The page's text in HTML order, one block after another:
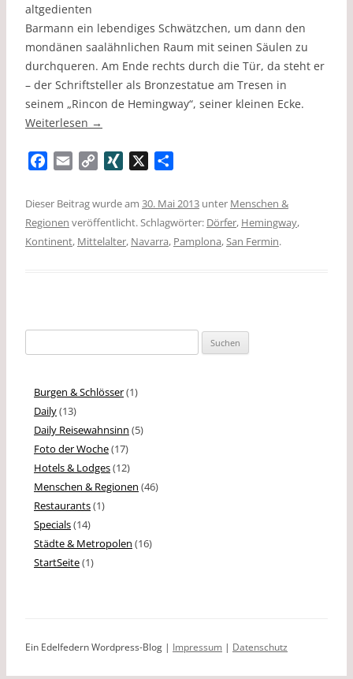
altgedienten
Barmann ein lebendiges Schwätzchen, um dann den
mondänen saalähnlichen Raum mit seinen Säulen zu
durchqueren. Am Ende rechts durch die Tür, da steht er
– der Schriftsteller als Bronzestatue am Tresen in
seinem „Rincon de Hemingway“, seiner kleinen Ecke.
Weiterlesen →
c
e
b
a
i
p
y
L
N
G
i
l
e
Dieser Beitrag wurde am 30. Mai 2013 unter Menschen &
Regionen veröffentlicht. Schlagwörter: Dörfer, Hemingway,
Kontinent, Mittelalter, Navarra, Pamplona,San Fermin.
nach:
Burgen & Schlösser(1)
Daily(13)
Daily Reisewahnsinn (5)
Foto der Woche(17)
Hotels & Lodges(12)
Menschen & Regionen (46)
Restaurants(1)
Specials(14)
Städte & Metropolen (16)
StartSeite(1)
Ein Edelfedern Wordpress-Blog | Impressum | Datenschutz